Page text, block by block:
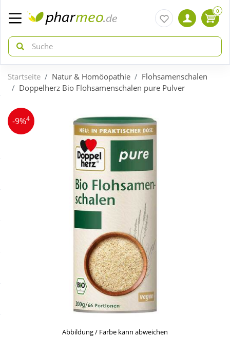
zurück
ÜBERSICHT AKTIONEN
Täglich gut versorgt
zurück
ÜBERSICHT KATEGORIEN
Körperpflege & Kosmetik
Nahrungsergänzung
0
Startseite Natur & Homöopathie
Flohsamenschalen
Doppelherz Bio Flohsamenschalen pure Pulver
-9%4
Abbildung / Farbe kann abweichen